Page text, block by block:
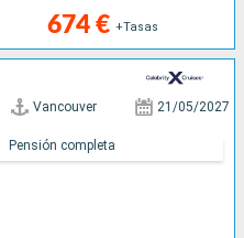
674 € +Tasas
Vancouver 21/05/2027
Pensión completa